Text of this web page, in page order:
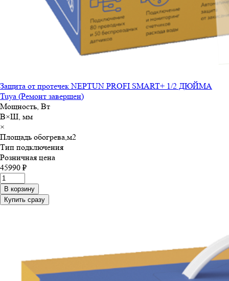
Защита от протечек NEPTUN PROFI SMART+ 1/2 ДЮЙМА
Tuya (Ремонт завершен)
Мощность, Вт
В×Ш, мм
×
Площадь обогрева,м2
Тип подключения
Розничная цена
45990 ₽
В корзину
Купить сразу